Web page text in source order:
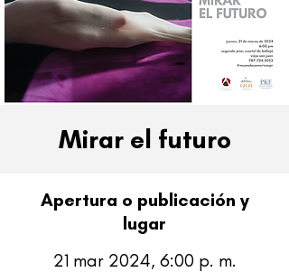
Mirar el futuro
Apertura o publicación y
lugar
21 mar 2024, 6:00 p. m.